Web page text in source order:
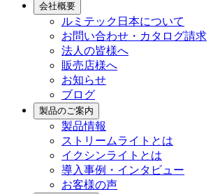
会社概要
ルミテック日本について
お問い合わせ・カタログ請求
法人の皆様へ
販売店様へ
お知らせ
ブログ
製品のご案内
製品情報
ストリームライトとは
イクシンライトとは
導入事例・インタビュー
お客様の声